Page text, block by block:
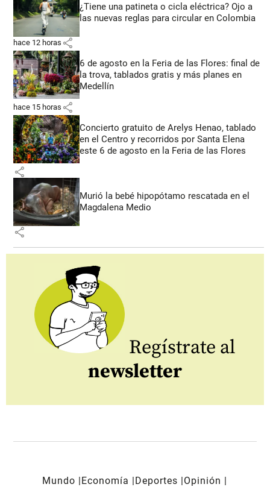
¿Tiene una patineta o cicla eléctrica? Ojo a
las nuevas reglas para circular en Colombia
hace 12 horas share
6 de agosto en la Feria de las Flores: final de
la trova, tablados gratis y más planes en
Medellín
hace 15 horas share
Concierto gratuito de Arelys Henao, tablado
en el Centro y recorridos por Santa Elena
este 6 de agosto en la Feria de las Flores
share
Murió la bebé hipopótamo rescatada en el
Magdalena Medio
share
Regístrate al
newsletter
Mundo Economía Deportes
Opinión